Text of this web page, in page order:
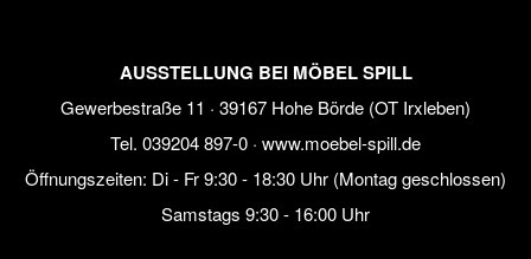
AUSSTELLUNG BEI MÖBEL SPILL
Gewerbestraße 11 · 39167 Hohe Börde (OT Irxleben)
Tel. 039204 897-0 · www.moebel-spill.de
Öffnungszeiten: Di - Fr 9:30 - 18:30 Uhr (Montag geschlossen)
Samstags 9:30 - 16:00 Uhr